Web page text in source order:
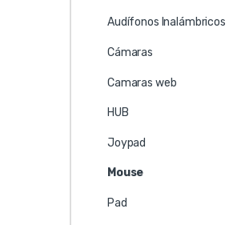
Audífonos Inalámbricos
Cámaras
Camaras web
HUB
Joypad
Mouse
Pad